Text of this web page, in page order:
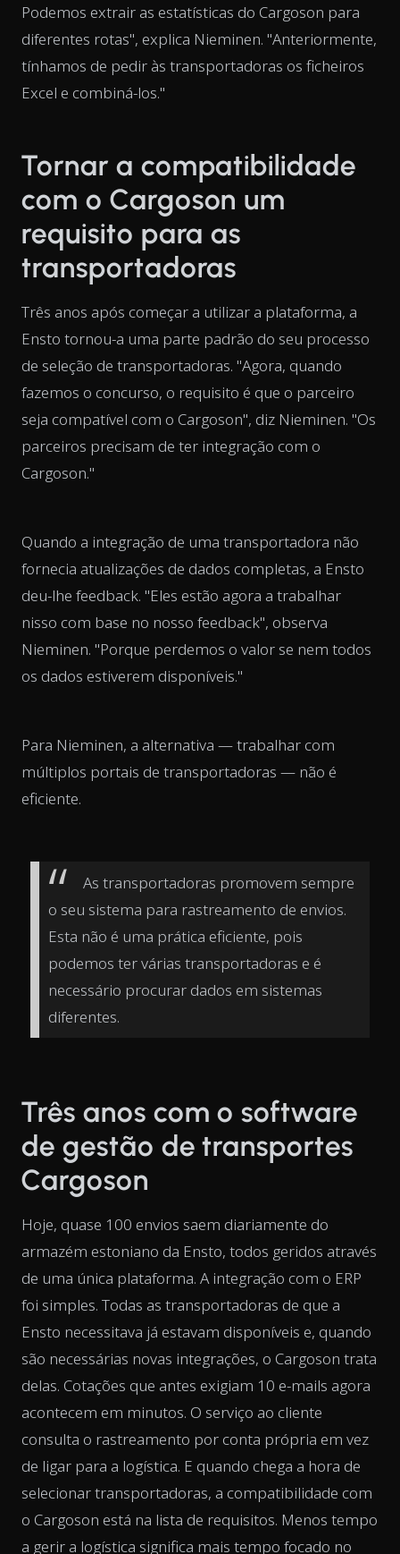
Podemos extrair as estatísticas do Cargoson para
diferentes rotas", explica Nieminen. "Anteriormente,
tínhamos de pedir às transportadoras os ficheiros
Excel e combiná-los."
Tornar a compatibilidade
com o Cargoson um
requisito para as
transportadoras
Três anos após começar a utilizar a plataforma, a
Ensto tornou-a uma parte padrão do seu processo
de seleção de transportadoras. "Agora, quando
fazemos o concurso, o requisito é que o parceiro
seja compatível com o Cargoson", diz Nieminen. "Os
parceiros precisam de ter integração com o
Cargoson."
Quando a integração de uma transportadora não
fornecia atualizações de dados completas, a Ensto
deu-lhe feedback. "Eles estão agora a trabalhar
nisso com base no nosso feedback", observa
Nieminen. "Porque perdemos o valor se nem todos
os dados estiverem disponíveis."
Para Nieminen, a alternativa — trabalhar com
múltiplos portais de transportadoras — não é
eficiente.
As transportadoras promovem sempre
o seu sistema para rastreamento de envios.
Esta não é uma prática eficiente, pois
podemos ter várias transportadoras e é
necessário procurar dados em sistemas
diferentes.
Três anos com o software
de gestão de transportes
Cargoson
Hoje, quase 100 envios saem diariamente do
armazém estoniano da Ensto, todos geridos através
de uma única plataforma. A integração com o ERP
foi simples. Todas as transportadoras de que a
Ensto necessitava já estavam disponíveis e, quando
são necessárias novas integrações, o Cargoson trata
delas. Cotações que antes exigiam 10 e-mails agora
acontecem em minutos. O serviço ao cliente
consulta o rastreamento por conta própria em vez
de ligar para a logística. E quando chega a hora de
selecionar transportadoras, a compatibilidade com
o Cargoson está na lista de requisitos. Menos tempo
a gerir a logística significa mais tempo focado no